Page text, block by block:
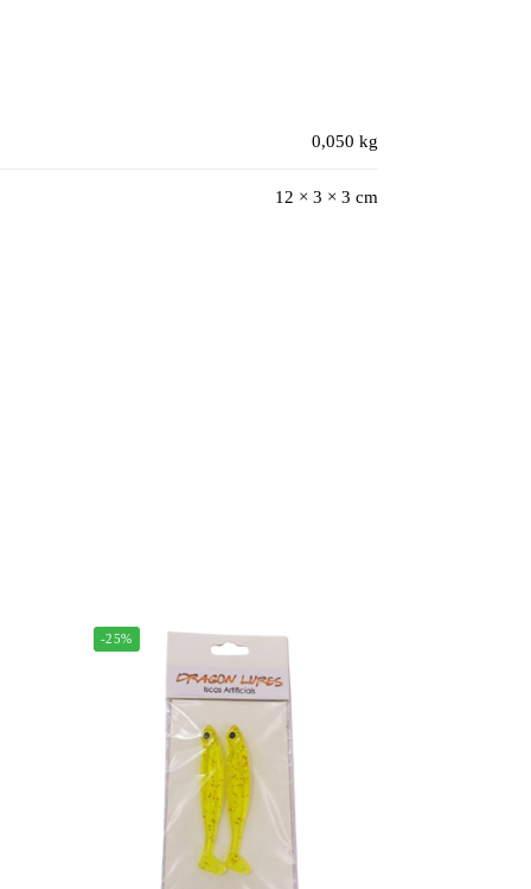
0,050 kg
12 × 3 × 3 cm
-25%